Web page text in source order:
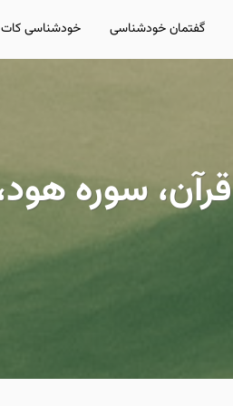
گفتمان خودشناسی خودشناسی کات